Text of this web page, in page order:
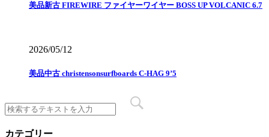
美品新古 FIREWIRE ファイヤーワイヤー BOSS UP VOLCANIC 6.7
2026/05/12
美品中古 christensonsurfboards C-HAG 9’5
カテゴリー